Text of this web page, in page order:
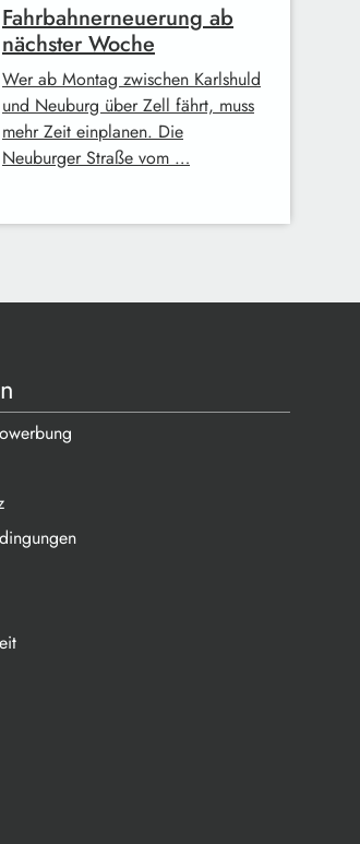
Fahrbahnerneuerung ab
nächster Woche
Wer ab Montag zwischen Karlshuld
und Neuburg über Zell fährt, muss
mehr Zeit einplanen. Die
Neuburger Straße vom …